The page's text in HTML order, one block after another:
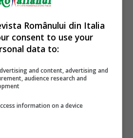
Românului din Italia
consent to use your
data to:
and content, advertising and
audience research and
information on a device